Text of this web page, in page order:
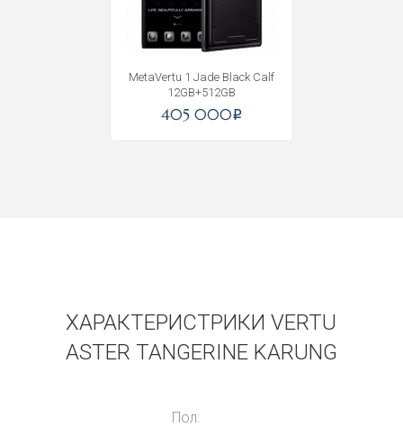
MetaVertu 1 Jade Black Calf
12GB+512GB
405 000i
ХАРАКТЕРИСТРИКИ VERTU
ASTER TANGERINE KARUNG
Пол: